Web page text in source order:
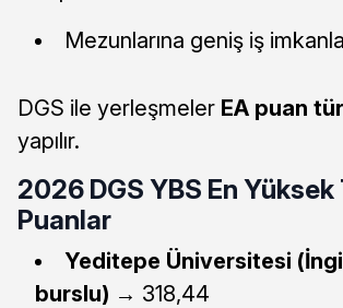
Mezunlarına geniş iş
DGS ile yerleşmeler EA puan
yapılır.
2026 DGS YBS En Yüksek
Puanlar
Yeditepe Üniversitesi
burslu) → 318,44